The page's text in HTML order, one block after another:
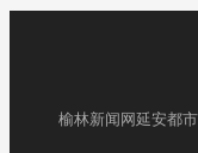
榆林新闻网延安都